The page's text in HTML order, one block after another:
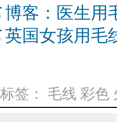
博客：医生用
英国女孩用毛
标签： 毛线 彩色